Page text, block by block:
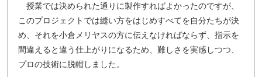
授業では決められた通りに製作すればよかったのですが、
このプロジェクトでは縫い方をはじめすべてを自分たちが決
め、それを小倉メリヤスの方に伝えなければならず、指示を
間違えると違う仕上がりになるため、難しさを実感しつつ、
プロの技術に脱帽しました。